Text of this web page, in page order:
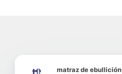
matraz de ebullición